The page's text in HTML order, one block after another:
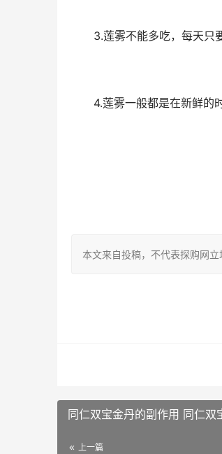
3.莲雾不能多吃，每天只要
4.莲雾一般都是在新鲜的时
本文来自投稿，不代表探购网
同仁双宝金丹的副作用 同仁双
上一篇